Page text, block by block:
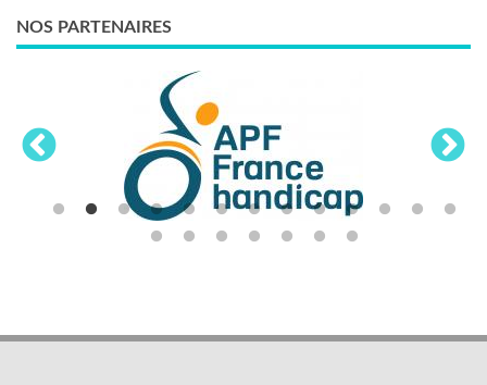
NOS PARTENAIRES